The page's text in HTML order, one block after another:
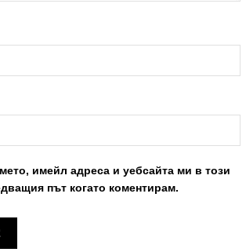
имейл адреса и уебсайта ми в този
път когато коментирам.